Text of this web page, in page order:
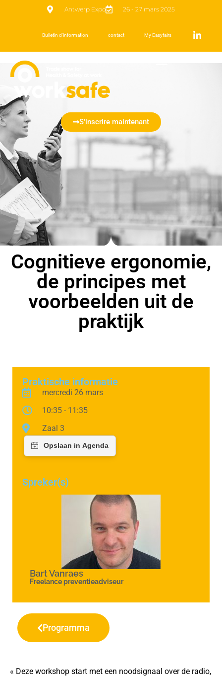
Antwerp Expo 26 - 27 mars 2025
Bulletin d’information contact My Easyfairs
S'inscrire maintenant
Cognitieve ergonomie,
de principes met
voorbeelden uit de
praktijk
Praktische informatie
mercredi 26 mars
10:35 - 11:35
Zaal 3
Spreker(s)
Bart Vanraes
Freelance preventieadviseur
Programma
« Deze workshop start met een noodsignaal over de radio,